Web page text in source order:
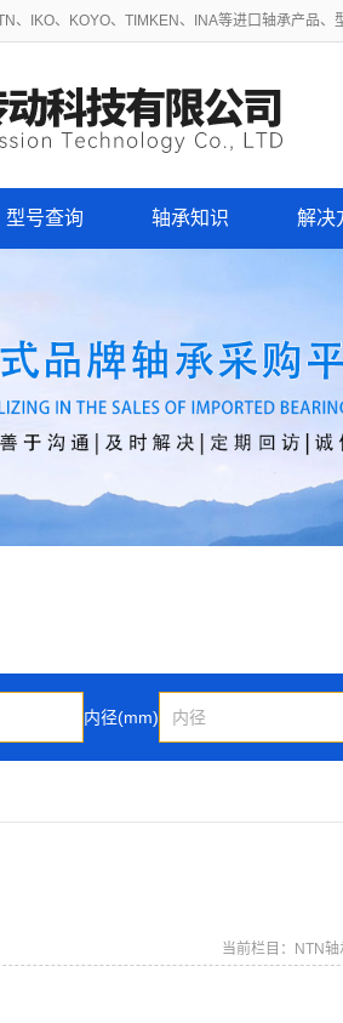
IKO、KOYO、TIMKEN、INA等进口轴承产品、
型号查询 轴承知识 解决
内径(mm)
当前栏目：NTN轴